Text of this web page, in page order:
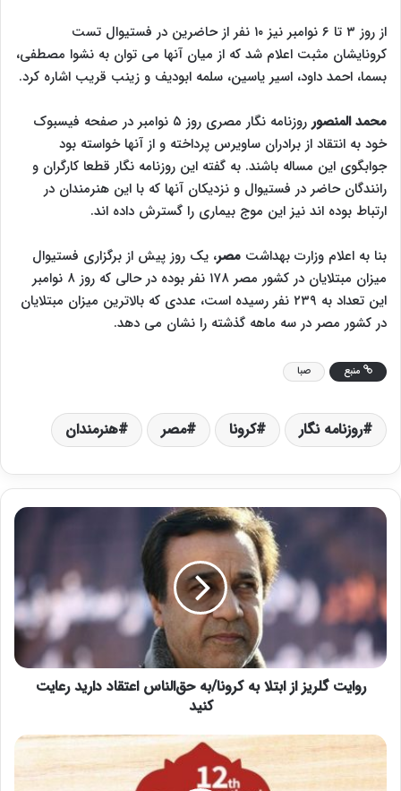
از روز ۳ تا ۶ نوامبر نیز ۱۰ نفر از حاضرین در فستیوال تست
کرونایشان مثبت اعلام شد که از میان آنها می توان به نشوا مصطفی،
بسما، احمد داود، اسیر یاسین، سلمه ابودیف و زینب قریب اشاره کرد.
محمد المنصور
روزنامه نگار مصری روز ۵ نوامبر در صفحه فیسبوک
خود به انتقاد از برادران ساویرس پرداخته و از آنها خواسته بود
جوابگوی این مساله باشند. به گفته این روزنامه نگار قطعا کارگران و
رانندگان حاضر در فستیوال و نزدیکان آنها که با این هنرمندان در
ارتباط بوده اند نیز این موج بیماری را گسترش داده اند.
بنا به اعلام وزارت بهداشت مصر، یک روز پیش از برگزاری فستیوال
میزان مبتلایان در کشور مصر ۱۷۸ نفر بوده در حالی که روز ۸ نوامبر
این تعداد به ۲۳۹ نفر رسیده است، عددی که بالاترین میزان مبتلایان
در کشور مصر در سه ماهه گذشته را نشان می دهد.
منبع صبا
روزنامه نگار کرونا مصر هنرمندان
ر
ت
گ
ل
ر
ی
ا
ب
روایت گلریز از ابتلا به کرونا/به حق‌الناس اعتقاد دارید رعایت
کنید
ح
ض